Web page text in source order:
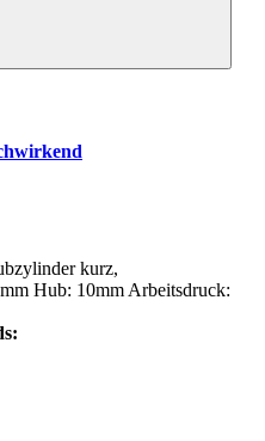
kurz,
Hub: 10mm Arbeitsdruck: